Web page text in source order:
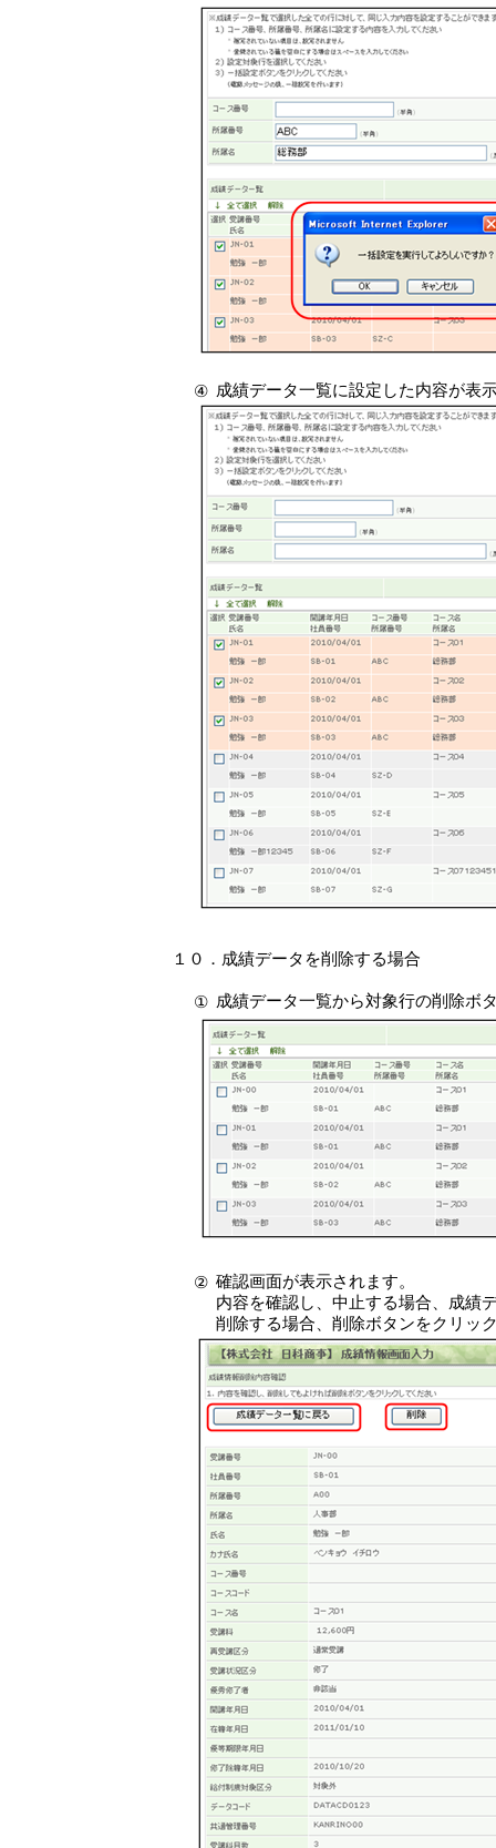
④ 成績データ一覧に設定した内容が表
１０．成績データを削除する場合
① 成績データ一覧から対象行の削除ボ
② 確認画面が表示されます。
内容を確認し、中止する場合、成績
削除する場合、削除ボタンをクリッ